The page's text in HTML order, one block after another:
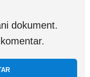
dokument.